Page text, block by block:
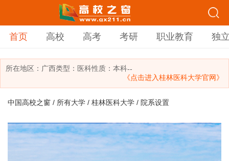
首页 高校 高考 考研 职业教育 独
所在地区： 广西类型： 医科性质：本科--
《点击进入桂林医科大学官网》
中国高校之窗 / 所有大学 / 桂林医科大学 / 院系设置